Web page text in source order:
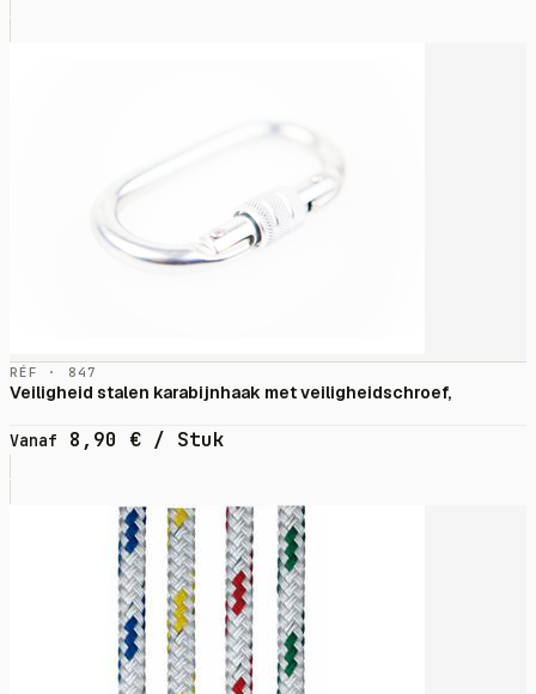
RÉF · 847
Veiligheid stalen karabijnhaak met veiligheidschroef,
Vanaf 8,90 € / Stuk